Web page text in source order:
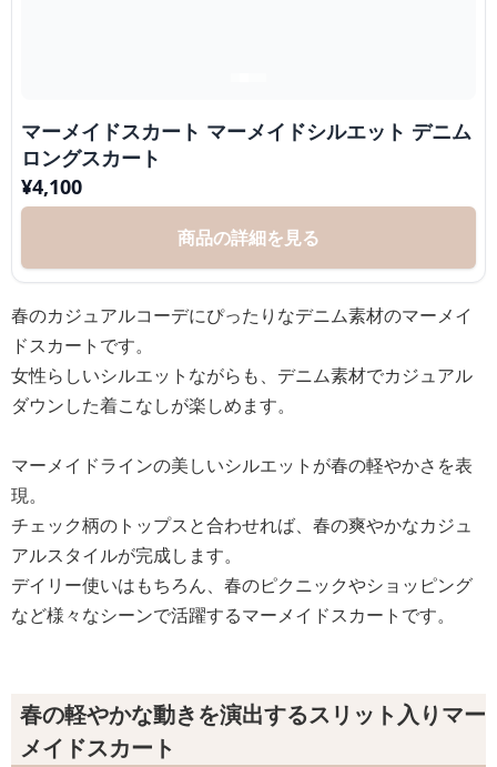
マーメイドスカート マーメイドシルエット デニム
ロングスカート
¥4,100
商品の詳細を見る
春のカジュアルコーデにぴったりなデニム素材のマーメイ
ドスカートです。
女性らしいシルエットながらも、デニム素材でカジュアル
ダウンした着こなしが楽しめます。
マーメイドラインの美しいシルエットが春の軽やかさを表
現。
チェック柄のトップスと合わせれば、春の爽やかなカジュ
アルスタイルが完成します。
デイリー使いはもちろん、春のピクニックやショッピング
など様々なシーンで活躍するマーメイドスカートです。
春の軽やかな動きを演出するスリット入りマー
メイドスカート